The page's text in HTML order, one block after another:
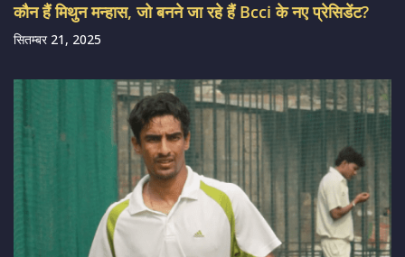
कौन हैं मिथुन मन्हास, जो बनने जा रहे हैं Bcci के नए प्रेसिडेंट?
सितम्बर 21, 2025